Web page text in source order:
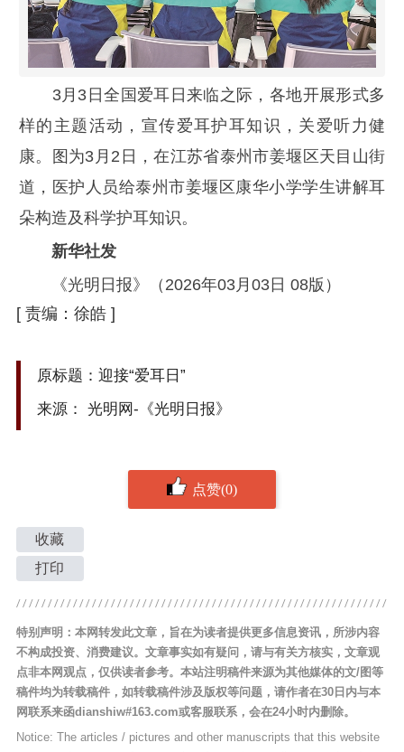
3月3日全国爱耳日来临之际，各地开展形式多
样的主题活动，宣传爱耳护耳知识，关爱听力健
康。图为3月2日，在江苏省泰州市姜堰区天目山街
道，医护人员给泰州市姜堰区康华小学学生讲解耳
朵构造及科学护耳知识。
新华社发
《光明日报》（2026年03月03日 08版）
[ 责编：徐皓]
原标题：迎接“爱耳日”
来源： 光明网-《光明日报》
点赞(0)
收藏
打印
特别声明：本网转发此文章，旨在为读者提供更多信息资讯，所涉内容
不构成投资、消费建议。文章事实如有疑问，请与有关方核实，文章观
点非本网观点，仅供读者参考。本站注明稿件来源为其他媒体的文/图等
稿件均为转载稿件，如转载稿件涉及版权等问题，请作者在30日内与本
网联系来函dianshiw#163.com或客服联系，会在24小时内删除。
Notice: The articles / pictures and other manuscripts that this website